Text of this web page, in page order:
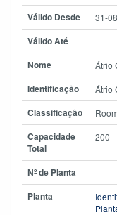
Válido Desde 31-
Válido Até
Nome
Átrio
Identificação Átrio
Classificação Room
Capacidade
Total
200
Nº de Planta
Planta